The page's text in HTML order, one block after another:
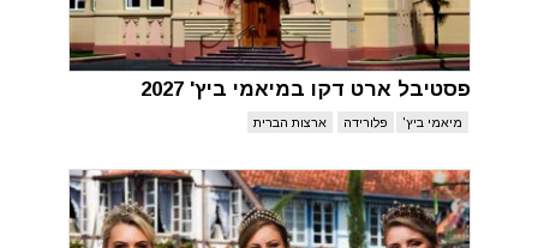
פסטיבל ארט דקו במיאמי ביץ' 2027
מיאמי ביץ' פלורידה ארצות הברית